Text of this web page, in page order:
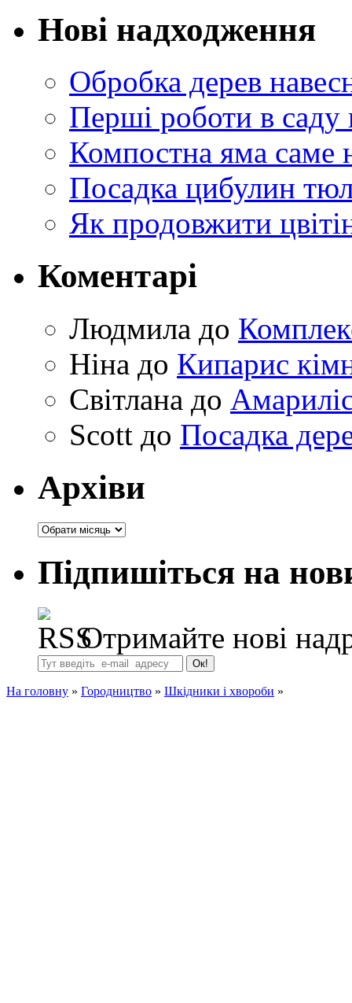
Нові надходження
Обробка дерев
Перші роботи в саду
Компостна яма саме
Посадка цибулин
Як продовжити
Коментарі
Людмила до
Ніна до Кипарис
Світлана до
Scott до Посадка
Архіви
Архіви
Підпишіться на
Отримайте нові
На головну » Городництво » Шкідники і хвороби »